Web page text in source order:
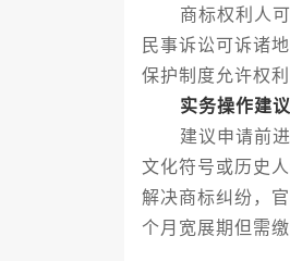
商标权利人可通
民事诉讼可诉诸
保护制度允许权
实务操作建议
建议申请前进行
文化符号或历史
解决商标纠纷，
个月宽展期但需缴